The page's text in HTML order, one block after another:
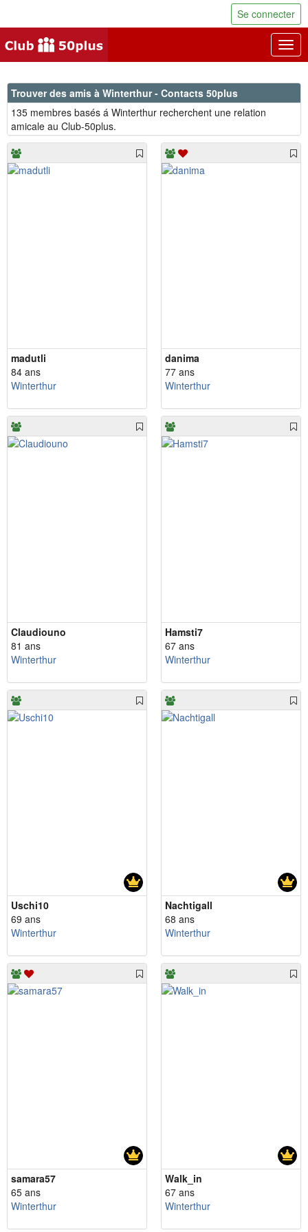
Se connecter
Trouver des amis à Winterthur - Contacts 50plus
135 membres basés á Winterthur recherchent une relation
amicale au Club-50plus.
madutli
84 ans
Winterthur
danima
77 ans
Winterthur
Claudiouno
81 ans
Winterthur
Hamsti7
67 ans
Winterthur
Uschi10
69 ans
Winterthur
Nachtigall
68 ans
Winterthur
samara57
65 ans
Winterthur
Walk_in
67 ans
Winterthur